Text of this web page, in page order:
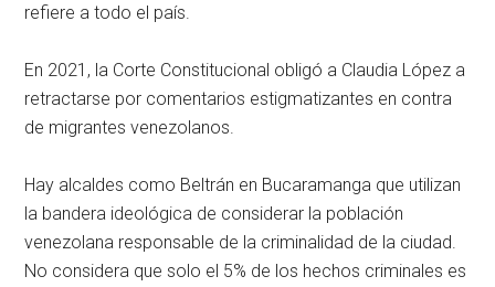
refiere a todo el país.
En 2021, la Corte Constitucional obligó a Claudia López a
retractarse por comentarios estigmatizantes en contra
de migrantes venezolanos.
Hay alcaldes como Beltrán en Bucaramanga que utilizan
la bandera ideológica de considerar la población
venezolana responsable de la criminalidad de la ciudad.
No considera que solo el 5% de los hechos criminales es